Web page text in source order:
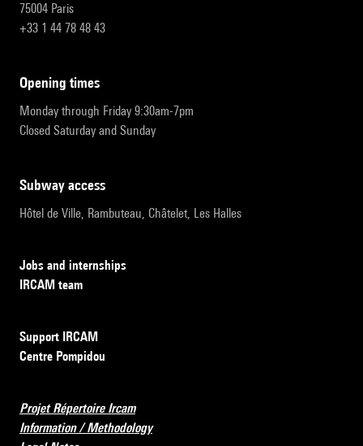
75004 Paris
+33 1 44 78 48 43
opening times
Monday through Friday 9:30am-7pm
Closed Saturday and Sunday
subway access
Hôtel de Ville, Rambuteau, Châtelet, Les Halles
Jobs and internships
IRCAM team
Support IRCAM
Centre Pompidou
Projet Répertoire Ircam
Information / Methodology